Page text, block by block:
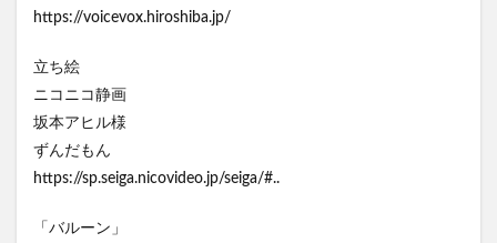
https://voicevox.hiroshiba.jp/
立ち絵
ニコニコ静画
坂本アヒル様
ずんだもん
https://sp.seiga.nicovideo.jp/seiga/#..
「バルーン」